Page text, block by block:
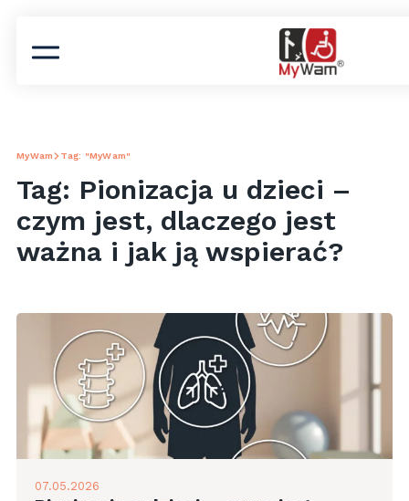
MyWam Tag: "MyWam"
Tag: Pionizacja u dzieci –
czym jest, dlaczego jest
ważna i jak ją wspierać?
07.05.2026